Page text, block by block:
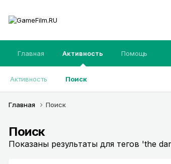
Главная Активность
Активность Поиск
Помощь
Главная Поиск
Поиск
Показаны результаты для тегов 'the